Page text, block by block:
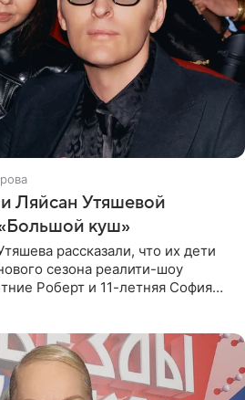
Ляйсан Утяшевой
куш»
рассказали, что их дети
сезона реалити-шоу
Роберт и 11-летняя София